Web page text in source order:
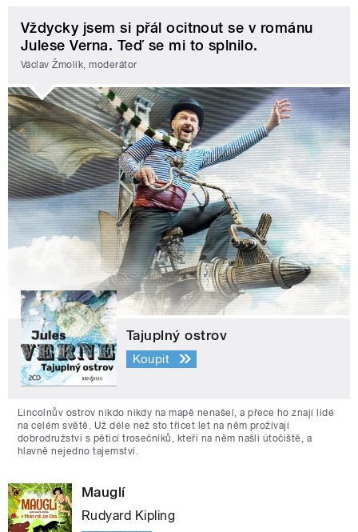
Vždycky jsem si přál ocitnout se v románu
Julese Verna. Teď se mi to splnilo.
Václav Žmolík, moderátor
Tajuplný ostrov
Koupit
Lincolnův ostrov nikdo nikdy na mapě nenašel, a přece ho znají lidé
na celém světě. Už déle než sto třicet let na něm prožívají
dobrodružství s pěticí trosečníků, kteří na něm našli útočiště, a
hlavně nejedno tajemství.
Mauglí
Rudyard Kipling